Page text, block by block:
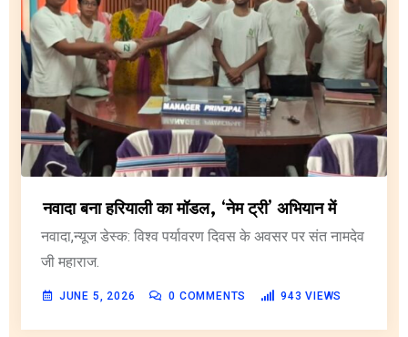
नवादा बना हरियाली का मॉडल, ‘नेम ट्री’ अभियान में
नवादा,न्यूज डेस्क: विश्व पर्यावरण दिवस के अवसर पर संत नामदेव
जी महाराज.
JUNE 5, 2026 0 COMMENTS 943 VIEWS